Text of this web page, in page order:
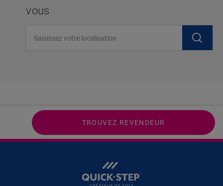
vous
TROUVEZ REVENDEUR